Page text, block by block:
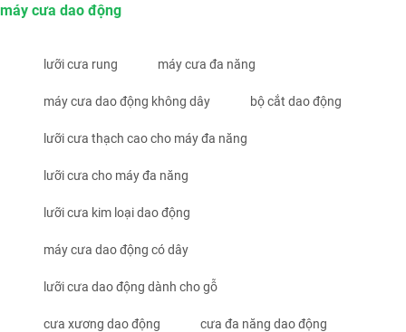
máy cưa dao động
lưỡi cưa rung máy cưa đa năng
máy cưa dao động không dây bộ cắt dao động
lưỡi cưa thạch cao cho máy đa năng
lưỡi cưa cho máy đa năng
lưỡi cưa kim loại dao động
máy cưa dao động có dây
lưỡi cưa dao động dành cho gỗ
cưa xương dao động cưa đa năng dao động